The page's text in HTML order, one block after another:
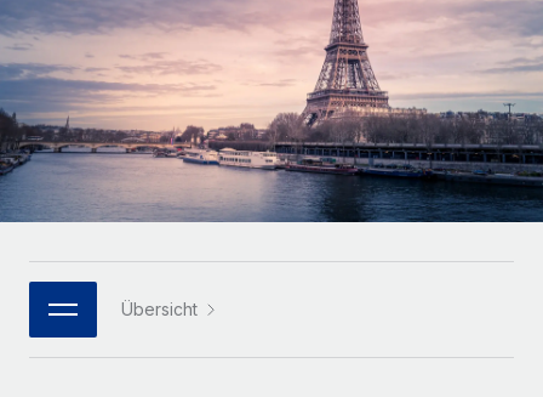
INFRASTRUKTUR
Remote Embedded
Nahtlose Integration der HR in bestehende Abläufe
Plattform
Integrierte HR-Kernfunktionen für dein Team
MCP
Integrationen
Unternehmen
Mittelstand
Maßgeschneiderte HR-Lösungen, um Teams zu
vergrößern
Globale HR für Konzerne und Großunternehmen
PARTNER WERDEN
Flexible Einbettung von Global-HR-Funktionen in deine
LERNEN MIT REMOTE
Forschung und Leitfäden
Fallstudien
HR-Glossar
Bibliothek für Stellenbeschreibungen
Webinare
Deutsch
Español
Italiano
Português (Portugal)
한국어 Übersicht